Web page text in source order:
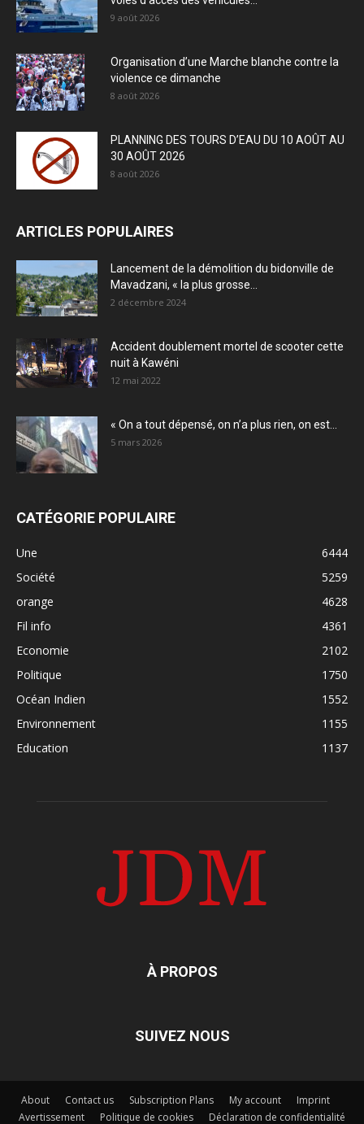
9 août 2026
Organisation d’une Marche blanche contre la
violence ce dimanche
8 août 2026
PLANNING DES TOURS D’EAU DU 10 AOÛT AU
30 AOÛT 2026
8 août 2026
ARTICLES POPULAIRES
Lancement de la démolition du bidonville de
Mavadzani, « la plus grosse...
2 décembre 2024
Accident doublement mortel de scooter cette
nuit à Kawéni
12 mai 2022
« On a tout dépensé, on n’a plus rien, on est...
5 mars 2026
CATÉGORIE POPULAIRE
Une
6444
Société
5259
orange
4628
Fil info
4361
Economie
2102
Politique
1750
Océan Indien
1552
Environnement
1155
Education
1137
À PROPOS
SUIVEZ NOUS
About Contact us Subscription Plans My account
Imprint
Avertissement
Politique de cookies Déclaration de confidentialité